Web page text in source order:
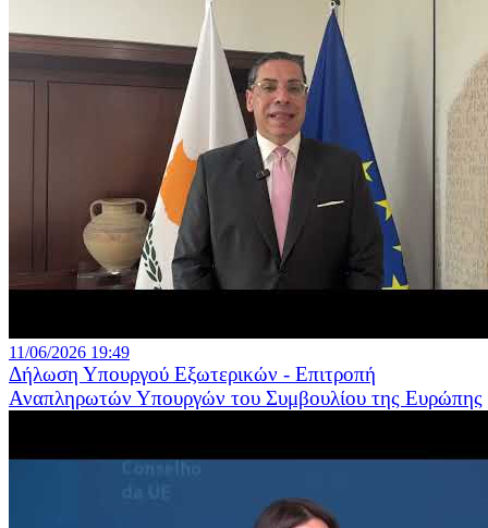
11/06/2026 19:49
Δήλωση Υπουργού Εξωτερικών - Επιτροπή
Αναπληρωτών Υπουργών του Συμβουλίου της Ευρώπης